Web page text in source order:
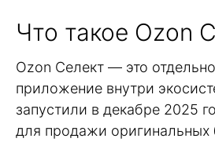
Что такое Ozon
Ozon Селект — это
приложение внутри
запустили в декабре 2025
для продажи оригинальных